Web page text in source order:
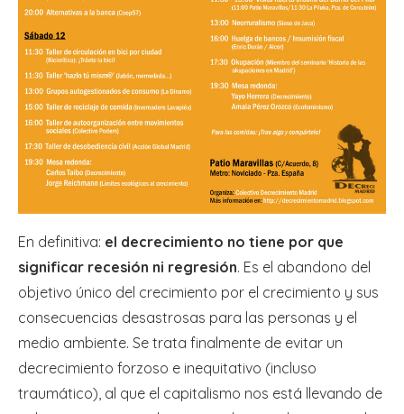
En definitiva: el decrecimiento no tiene por que
significar recesión ni regresión. Es el abandono del
objetivo único del crecimiento por el crecimiento y sus
consecuencias desastrosas para las personas y el
medio ambiente. Se trata finalmente de evitar un
decrecimiento forzoso e inequitativo (incluso
traumático), al que el capitalismo nos está llevando de